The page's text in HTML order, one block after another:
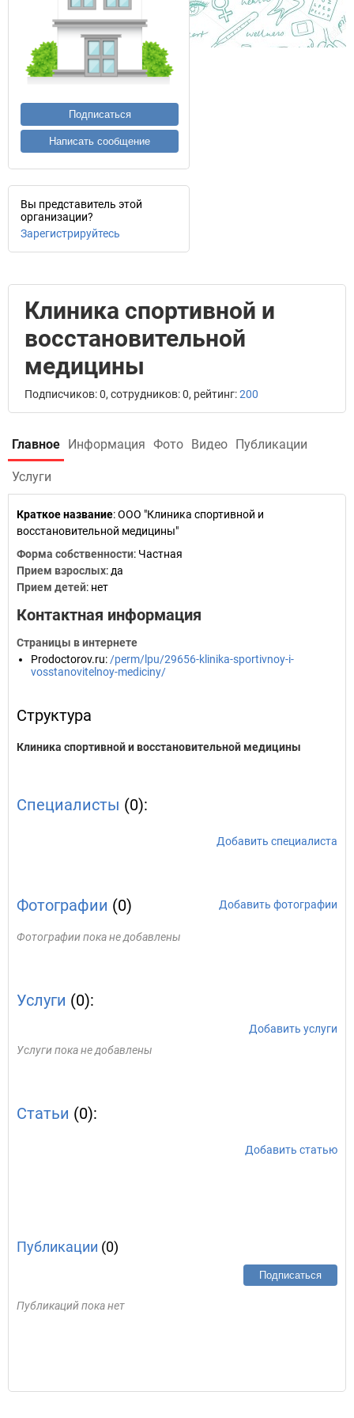
Подписаться
Написать сообщение
Вы представитель этой
организации?
Зарегистрируйтесь
Клиника спортивной и
восстановительной
медицины
Подписчиков: 0, сотрудников: 0, рейтинг:200
Главное Информация Фото Видео Публикации
Услуги
Краткое название:ООО "Клиника спортивной и
восстановительной медицины"
Форма собственности: Частная
Прием взрослых: да
Прием детей: нет
Контактная информация
Страницы в интернете
Prodoctorov.ru: /perm/lpu/29656-klinika-sportivnoy-i-
vosstanovitelnoy-mediciny/
Структура
Клиника спортивной и восстановительной медицины
Специалисты (0):
Добавить специалиста
Фотографии (0) Добавить фотографии
Фотографии пока не добавлены
Услуги (0):
Добавить услуги
Услуги пока не добавлены
Статьи (0):
Добавить статью
Публикации (0)
Подписаться
Публикаций пока нет